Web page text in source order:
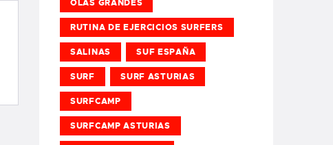
OLAS GRANDES
RUTINA DE EJERCICIOS SURFERS
SALINAS SUF ESPAÑA
SURF SURF ASTURIAS
SURFCAMP
SURFCAMP ASTURIAS